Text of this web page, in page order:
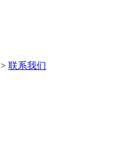
> 联系我们